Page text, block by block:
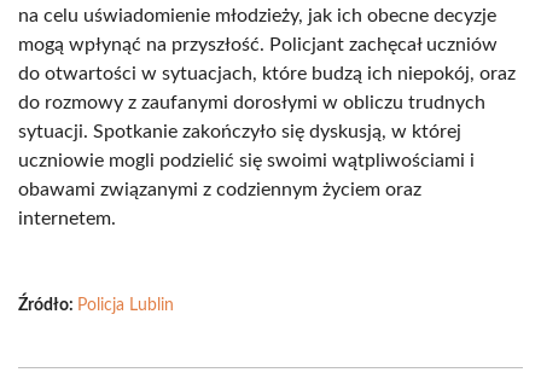
na celu uświadomienie młodzieży, jak ich obecne decyzje
mogą wpłynąć na przyszłość. Policjant zachęcał uczniów
do otwartości w sytuacjach, które budzą ich niepokój, oraz
do rozmowy z zaufanymi dorosłymi w obliczu trudnych
sytuacji. Spotkanie zakończyło się dyskusją, w której
uczniowie mogli podzielić się swoimi wątpliwościami i
obawami związanymi z codziennym życiem oraz
internetem.
Źródło: Policja Lublin